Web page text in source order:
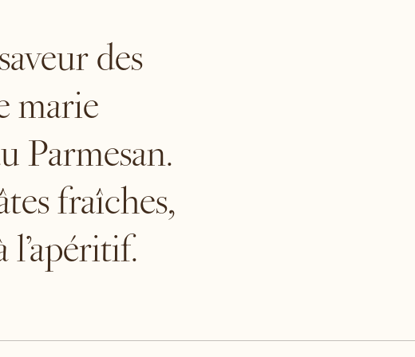
des
marie
Parmesan.
fraîches,
l’apéritif.